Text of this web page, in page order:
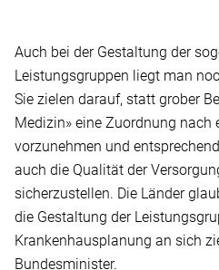
Auch bei der Gestaltung der
Leistungsgruppen liegt man
Sie zielen darauf, statt grober
Medizin» eine Zuordnung nach
vorzunehmen und
auch die Qualität der
sicherzustellen. Die Länder
die Gestaltung der
Krankenhausplanung an sich
Bundesminister.